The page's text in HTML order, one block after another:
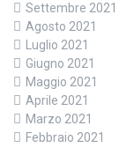
Settembre 2021
Agosto 2021
Luglio 2021
Giugno 2021
Maggio 2021
Aprile 2021
Marzo 2021
Febbraio 2021